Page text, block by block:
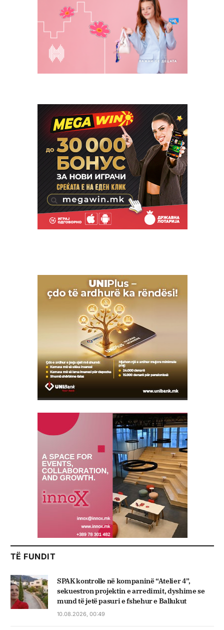
TË FUNDIT
SPAK kontrolle në kompaninë “Atelier 4”,
sekuestron projektin e arredimit, dyshime se
mund të jetë pasuri e fshehur e Ballukut
10.08.2026, 00:49